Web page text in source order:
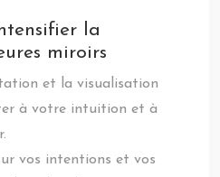
la
miroirs
et la visualisation
à votre intuition et à
vos intentions et vos